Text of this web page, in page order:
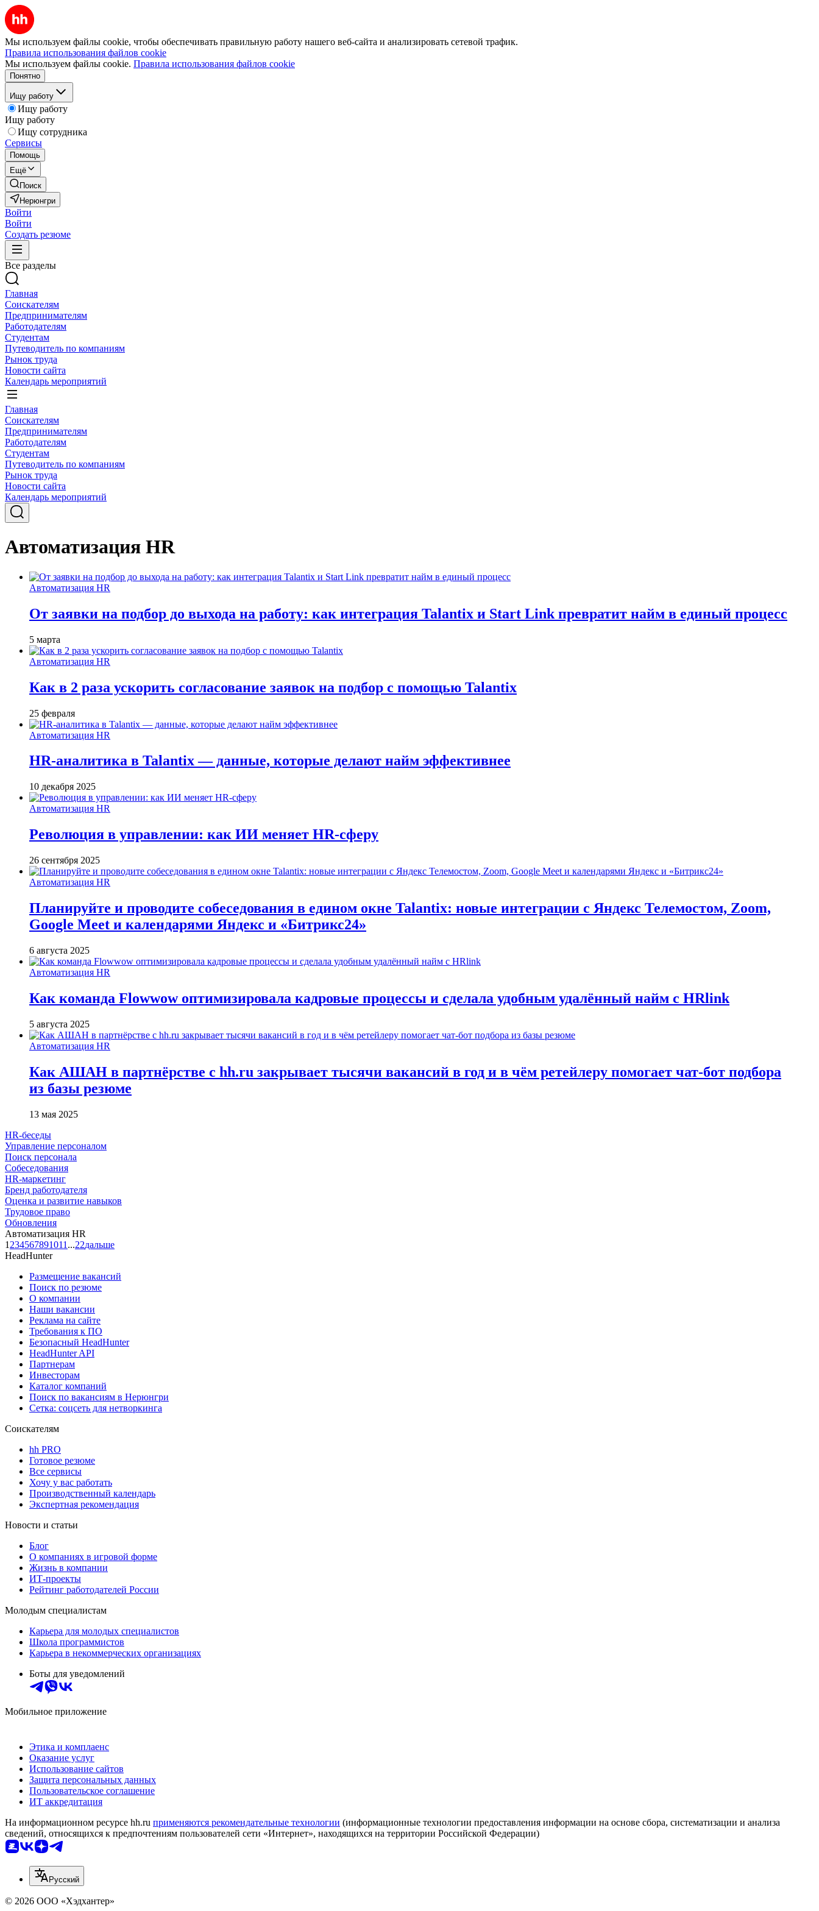
Мы используем файлы cookie, чтобы обеспечивать правильную работу нашего веб-сайта и анализировать сетевой трафик.
Правила использования файлов cookie
Мы используем файлы cookie. Правила использования файлов cookie
Понятно
Ищу работу
Ищу работу
Ищу работу
Ищу сотрудника
Сервисы
Помощь
Ещё
Поиск
Нерюнгри
Войти
Войти
Создать резюме
Все разделы
Главная
Соискателям
Предпринимателям
Работодателям
Студентам
Путеводитель по компаниям
Рынок труда
Новости сайта
Календарь мероприятий
Главная
Соискателям
Предпринимателям
Работодателям
Студентам
Путеводитель по компаниям
Рынок труда
Новости сайта
Календарь мероприятий
Автоматизация HR
Автоматизация HR
От заявки на подбор до выхода на работу: как интеграция Talantix и Start Link превратит найм в единый процесс
5 марта
Автоматизация HR
Как в 2 раза ускорить согласование заявок на подбор с помощью Talantix
25 февраля
Автоматизация HR
HR-аналитика в Talantix — данные, которые делают найм эффективнее
10 декабря 2025
Автоматизация HR
Революция в управлении: как ИИ меняет HR-сферу
26 сентября 2025
Автоматизация HR
Планируйте и проводите собеседования в едином окне Talantix: новые интеграции с Яндекс Телемостом, Zoom,
Google Meet и календарями Яндекс и «Битрикс24»
6 августа 2025
Автоматизация HR
Как команда Flowwow оптимизировала кадровые процессы и сделала удобным удалённый найм с HRlink
5 августа 2025
Автоматизация HR
Как АШАН в партнёрстве с hh.ru закрывает тысячи вакансий в год и в чём ретейлеру помогает чат-бот подбора
из базы резюме
13 мая 2025
HR-беседы
Управление персоналом
Поиск персонала
Собеседования
HR-маркетинг
Бренд работодателя
Оценка и развитие навыков
Трудовое право
Обновления
Автоматизация HR
1 234567891011 ...22дальше
HeadHunter
Размещение вакансий
Поиск по резюме
О компании
Наши вакансии
Реклама на сайте
Требования к ПО
Безопасный HeadHunter
HeadHunter API
Партнерам
Инвесторам
Каталог компаний
Поиск по вакансиям в Нерюнгри
Сетка: соцсеть для нетворкинга
Соискателям
hh PRO
Готовое резюме
Все сервисы
Хочу у вас работать
Производственный календарь
Экспертная рекомендация
Новости и статьи
Блог
О компаниях в игровой форме
Жизнь в компании
ИТ-проекты
Рейтинг работодателей России
Молодым специалистам
Карьера для молодых специалистов
Школа программистов
Карьера в некоммерческих организациях
Боты для уведомлений
Мобильное приложение
Этика и комплаенс
Оказание услуг
Использование сайтов
Защита персональных данных
Пользовательское соглашение
ИТ аккредитация
На информационном ресурсе hh.ru применяются рекомендательные технологии (информационные технологии предоставления информации на основе сбора, систематизации и анализа
сведений, относящихся к предпочтениям пользователей сети «Интернет», находящихся на территории Российской Федерации)
Русский
© 2026 ООО «Хэдхантер»